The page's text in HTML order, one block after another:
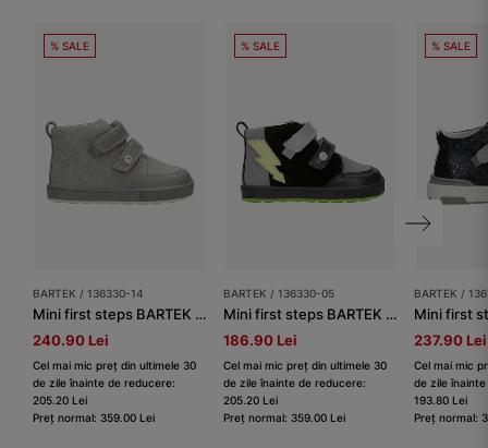
% SALE
BARTEK / 136330-14
Mini first steps BARTEK 136330-14, gri
240.90 Lei
Cel mai mic preț din ultimele 30
de zile înainte de reducere:
205.20 Lei
Preț normal: 359.00 Lei
% SALE
BARTEK / 136330-05
Mini first steps BARTEK 136330-05, negru-gri
186.90 Lei
Cel mai mic preț din ultimele 30
de zile înainte de reducere:
205.20 Lei
Preț normal: 359.00 Lei
% SALE
BARTEK /
237.90 Lei
Cel mai mic
de zile
193.80 Lei
Preț normal: